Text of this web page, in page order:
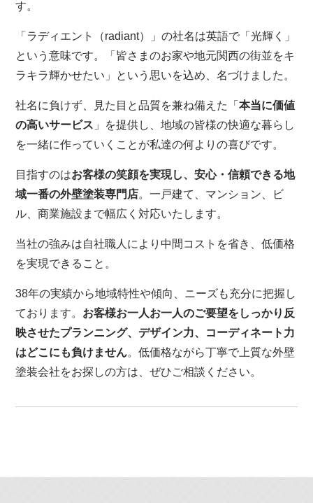
す。
「ラディエント（radiant）」の社名は英語で「光輝く」
という意味です。「皆さまのお家や地元関西の街並をキ
ラキラ輝かせたい」という思いを込め、名づけました。
社名に負けず、見た目と品質を兼ね備えた「本当に価値
の高いサービス 」を提供し、地域の皆様の快適な暮らし
を一緒に作っていくことが私達の何よりの喜びです。
目指すのはお客様の笑顔を実現し、安心・信頼できる地
域一番の外壁塗装専門店。一戸建て、マンション、ビ
ル、商業施設まで幅広く対応いたします。
当社の強みは自社職人により中間コストを省き、低価格
を実現できること。
38年の実績から地域特性や傾向、ニーズも充分に把握し
ております。 お客様お一人お一人のご要望をしっかり反
映させたプランニング、デザイン力、コーディネート力
はどこにも負けません。低価格ながら丁寧で上質な外壁
塗装会社をお探しの方は、ぜひご相談ください。